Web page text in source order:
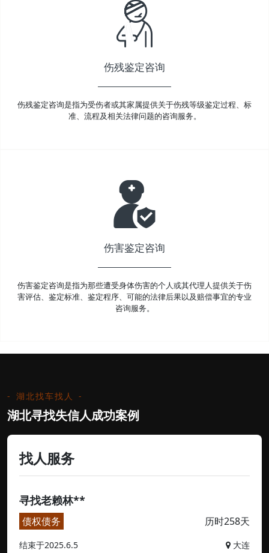
伤残鉴定咨询
伤残鉴定咨询是指为受伤者或其家属提供关于伤残等级鉴定过程、标
准、流程及相关法律问题的咨询服务。
伤害鉴定咨询
伤害鉴定咨询是指为那些遭受身体伤害的个人或其代理人提供关于伤
害评估、鉴定标准、鉴定程序、可能的法律后果以及赔偿事宜的专业
咨询服务。
湖北找车找人
湖北寻找失信人成功案例
找人服务
寻找老赖林**
债权债务 历时258天
结束于2025.6.5 大连